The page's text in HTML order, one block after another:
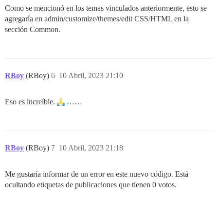
Como se mencionó en los temas vinculados anteriormente, esto se
agregaría en admin/customize/themes/edit CSS/HTML en la
sección Common.
RBoy (RBoy) 10 Abril, 2023 21:10
6
Eso es increíble. ……
RBoy (RBoy) 10 Abril, 2023 21:18
7
Me gustaría informar de un error en este nuevo código. Está
ocultando etiquetas de publicaciones que tienen 0 votos.